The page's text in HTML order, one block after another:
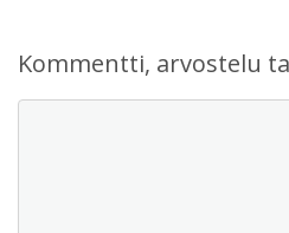
Kommentti, arvostelu